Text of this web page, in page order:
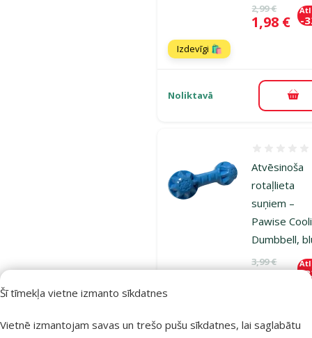
Šī tīmekļa vietne izmanto sīkdatnes
Vietnē izmantojam savas un trešo pušu sīkdatnes, lai saglabātu
Oriģinālā
2,99 €
Cena
1,98 € -
Izdevīgi 🛍️
Noliktavā
Atvēsinoša
rotaļlieta
suņiem –
Pawise
Dumbbell,
Oriģinālā
3,99 €
Cena
2,66 € -